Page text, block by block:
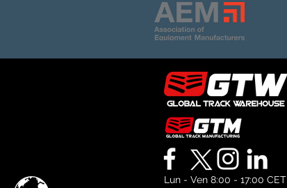
Lun - Ven 8:00 - 17:00 CET